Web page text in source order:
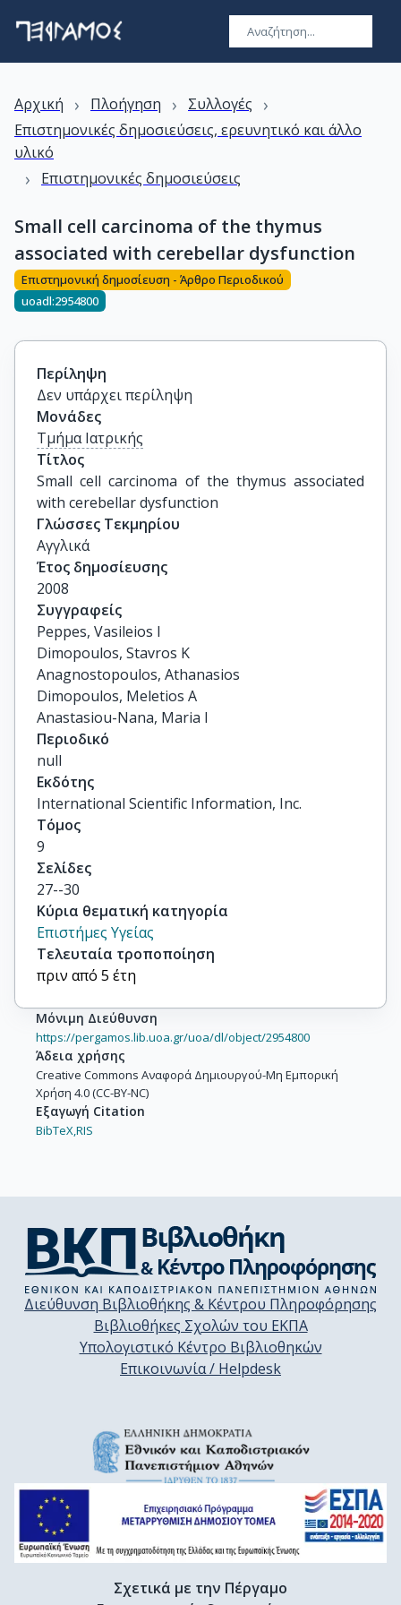
Αρχική › Πλοήγηση › Συλλογές ›
Επιστημονικές δημοσιεύσεις, ερευνητικό και άλλο
υλικό
› Επιστημονικές δημοσιεύσεις
Small cell carcinoma of the thymus
associated with cerebellar dysfunction
Επιστημονική δημοσίευση - Άρθρο Περιοδικού
uoadl:2954800
Περίληψη
Δεν υπάρχει περίληψη
Μονάδες
Τμήμα Ιατρικής
Τίτλος
Small cell carcinoma of the thymus associated
with cerebellar dysfunction
Γλώσσες Τεκμηρίου
Αγγλικά
Έτος δημοσίευσης
2008
Συγγραφείς
Peppes, Vasileios I
Dimopoulos, Stavros K
Anagnostopoulos, Athanasios
Dimopoulos, Meletios A
Anastasiou-Nana, Maria I
Περιοδικό
null
Εκδότης
International Scientific Information, Inc.
Τόμος
9
Σελίδες
27--30
Κύρια θεματική κατηγορία
Επιστήμες Υγείας
Τελευταία τροποποίηση
πριν από 5 έτη
Μόνιμη Διεύθυνση
https://pergamos.lib.uoa.gr/uoa/dl/object/2954800
Άδεια χρήσης
Creative Commons Αναφορά Δημιουργού-Μη Εμπορική
Χρήση 4.0 (CC-BY-NC)
Εξαγωγή Citation
BibTeX,RIS
Διεύθυνση Βιβλιοθήκης & Κέντρου Πληροφόρησης
Βιβλιοθήκες Σχολών του ΕΚΠΑ
Υπολογιστικό Κέντρο Βιβλιοθηκών
Επικοινωνία / Helpdesk
Σχετικά με την Πέργαμο